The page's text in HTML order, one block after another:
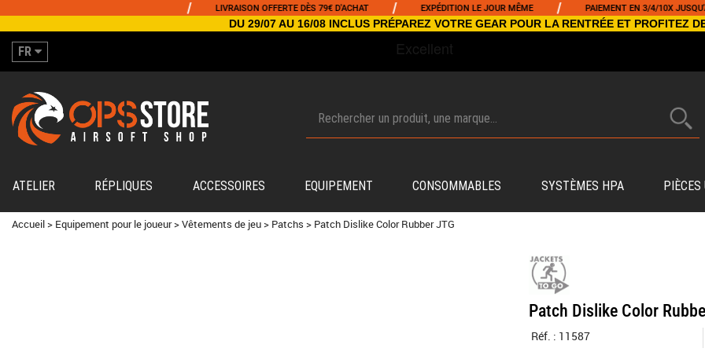
LIVRAISON OFFERTE DÈS 79€ D'ACHAT / EXPÉDITION LE JOUR MÊME / PAIEMENT EN 3/4/10X JUSQU'À 5000€
DU 29/07 AU 16/08 INCLUS PRÉPAREZ VOTRE GEAR POUR LA RENTRÉE ET PROFITEZ
FR
ATELIER RÉPLIQUES ACCESSOIRES EQUIPEMENT CONSOMMABLES SYSTÈMES HPA PIÈCES
Accueil> Equipement pour le joueur>Vêtements de jeu> Patchs > Patch Dislike Color Rubber JTG
Patch Dislike Color
Réf. : 11587